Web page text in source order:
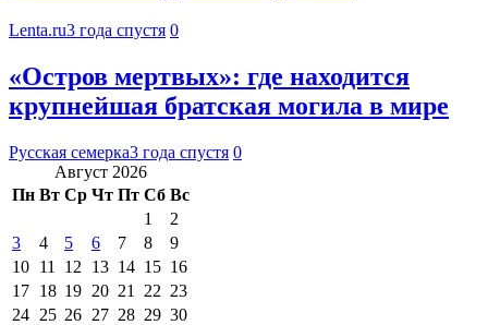
Lenta.ru3 года спустя 0
«Остров мертвых»: где находится
крупнейшая братская могила в мире
Русская семерка3 года спустя 0
Август 2026
Пн Вт Ср Чт Пт Сб Вс
1
2
3
4 5 6 7 8
9
10 11 12 13 14 15 16
17 18 19 20 21 22 23
24 25 26 27 28 29 30